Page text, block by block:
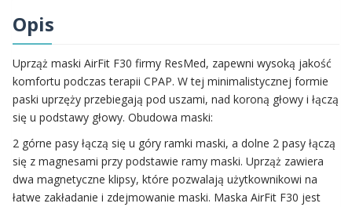
Opis
Uprząż maski AirFit F30 firmy ResMed, zapewni wysoką jakość
komfortu podczas terapii CPAP. W tej minimalistycznej formie
paski uprzęży przebiegają pod uszami, nad koroną głowy i łączą
się u podstawy głowy. Obudowa maski:
2 górne pasy łączą się u góry ramki maski, a dolne 2 pasy łączą
się z magnesami przy podstawie ramy maski. Uprząż zawiera
dwa magnetyczne klipsy, które pozwalają użytkownikowi na
łatwe zakładanie i zdejmowanie maski. Maska AirFit F30 jest